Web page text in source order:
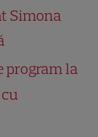
Simona
program la